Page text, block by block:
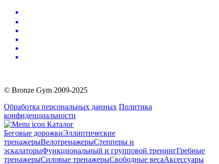
© Bronze Gym 2009-2025
Обработка персональных данных Политика
конфиденциальности
Каталог
Беговые дорожкиЭллиптические
тренажерыВелотренажерыСтепперы и
эскалаторыФункциональный и групповой тренингГребные
тренажерыСиловые тренажерыСвободные весаАксессуары